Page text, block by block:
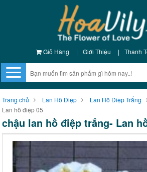
Giỏ Hàng | Giới Thiệu | Thanh
Trang chủ Lan Hồ Điệp Lan Hồ Điệp Trắng
Lan hồ điệp 05
chậu lan hồ điệp trắng- Lan